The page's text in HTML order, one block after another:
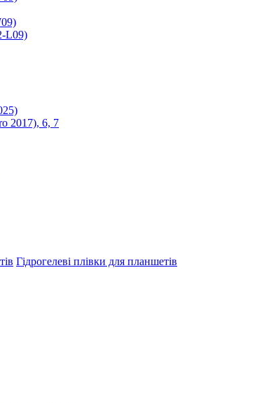
L09)
2017), 6, 7
Гідрогелеві плівки для планшетів